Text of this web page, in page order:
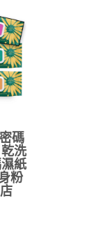
碼
洗
紙
粉